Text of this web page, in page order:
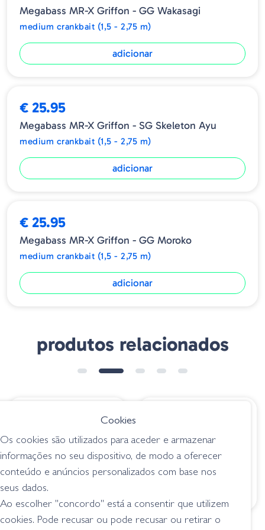
Tamanho - 43mm
Tipo - Floating
Profundidade - 2.5m
Megabass MR-X Griffon - GG Wakasagi
medium crankbait (1,5 - 2,75 m)
adicionar
€ 25.95
Megabass MR-X Griffon - SG Skeleton Ayu
medium crankbait (1,5 - 2,75 m)
adicionar
€ 25.95
Megabass MR-X Griffon - GG Moroko
medium crankbait (1,5 - 2,75 m)
adicionar
produtos relacionados
Rapala DT06 CRSD -
Caribbean Shad
medium crankbait (1,5
Bomba Crank 60F
A06 Aurora Minnow
medium crankbait (1,5
Cookies
Os cookies são utilizados para aceder e armazenar
informações no seu dispositivo, de modo a oferecer
conteúdo e anúncios personalizados com base nos
seus dados.
Ao escolher "concordo" está a consentir que utilizem
cookies. Pode recusar ou pode recusar ou retirar o